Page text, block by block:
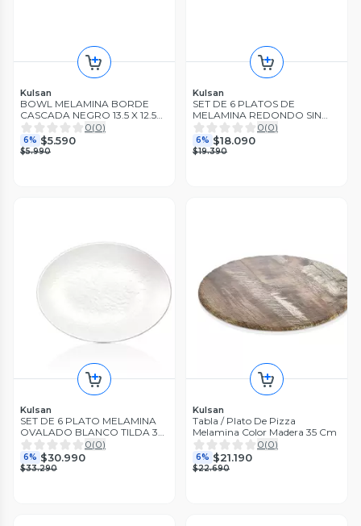
Kulsan
BOWL MELAMINA BORDE
CASCADA NEGRO 13.5 X 12.5
CM LINEA TILDA
0(0)
6% $5.590
$5.990
Kulsan
SET DE 6 PLATOS DE
MELAMINA REDONDO SIN
BORDE BLANCO 21 CM L
0(0)
6% $18.090
$19.390
Kulsan
SET DE 6 PLATO MELAMINA
OVALADO BLANCO TILDA 30
X 22.3 CM
0(0)
6% $30.990
$33.290
Kulsan
Tabla / Plato De Pizza
Melamina Color Madera 35 Cm
0(0)
6% $21.190
$22.690